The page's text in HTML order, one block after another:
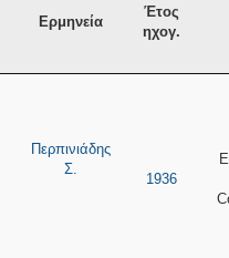
Ερμηνεία
Έτος
ηχογ.
Περπινιάδης
Σ.
1936